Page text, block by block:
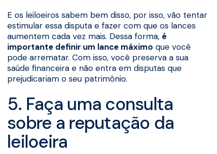
E os leiloeiros sabem bem disso, por isso, vão tentar
estimular essa disputa e fazer com que os lances
aumentem cada vez mais. Dessa forma, é
importante definir um lance máximo que você
pode arrematar. Com isso, você preserva a sua
saúde financeira e não entra em disputas que
prejudicariam o seu patrimônio.
5. Faça uma consulta
sobre a reputação da
leiloeira